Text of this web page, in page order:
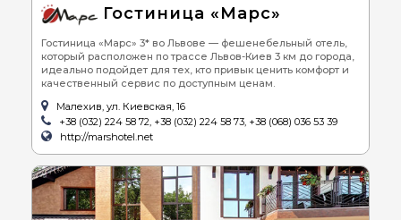
Гостиница «Марс»
Гостиница «Марс» 3* во Львове — фешенебельный отель,
который расположен по трассе Львов-Киев 3 км до города,
идеально подойдет для тех, кто привык ценить комфорт и
качественный сервис по доступным ценам.
Малехив, ул. Киевская, 16
+38 (032) 224 58 72, +38 (032) 224 58 73, +38 (068) 036 53 39
http://marshotel.net